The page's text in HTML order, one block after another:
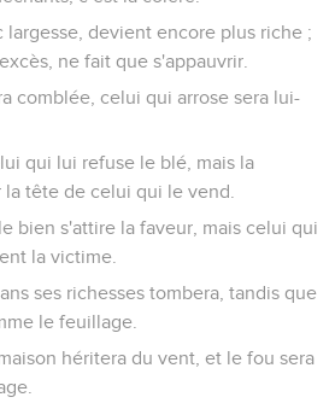
largesse, devient encore plus riche ;
ne fait que s'appauvrir.
comblée, celui qui arrose sera lui-
qui lui refuse le blé, mais la
tête de celui qui le vend.
bien s'attire la faveur, mais celui qui
la victime.
ses richesses tombera, tandis que
le feuillage.
héritera du vent, et le fou sera